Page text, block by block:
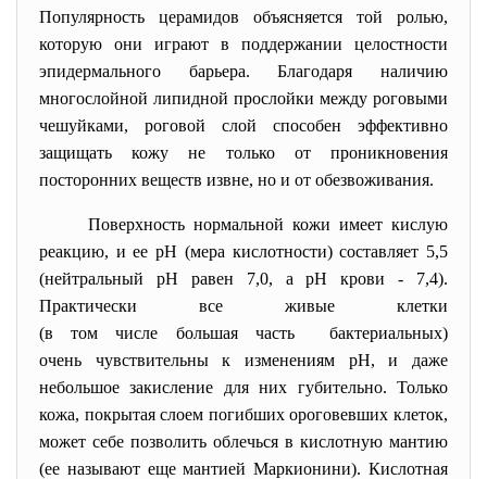
Популярность церамидов объясняется той ролью,
которую они играют в поддержании целостности
эпидермального барьера. Благодаря наличию
многослойной липидной прослойки между роговыми
чешуйками, роговой слой способен эффективно
защищать кожу не только от проникновения
посторонних веществ извне, но и от обезвоживания.
Поверхность нормальной кожи имеет кислую
реакцию, и ее рН (мера кислотности) составляет 5,5
(нейтральный рН равен 7,0, а рН крови - 7,4).
Практически все живые клетки
(в том числе большая часть бактериальных)
очень чувствительны к изменениям рН, и даже
небольшое закисление для них губительно. Только
кожа, покрытая слоем погибших ороговевших клеток,
может себе позволить облечься в кислотную мантию
(ее называют еще мантией Маркионини). Кислотная